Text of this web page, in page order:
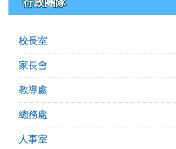
行政團隊
校長室
家長會
教導處
總務處
人事室